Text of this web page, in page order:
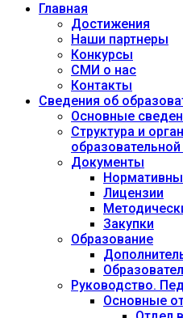
Главная
Достижения
Наши партнеры
Конкурсы
СМИ о нас
Контакты
Сведения об
Основные
Структура и
Документы
Лицензии
Закупки
Образование
Руководство.
Основные